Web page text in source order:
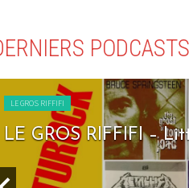
PODCASTS
LE GROS RIFFIFI
LE GROS RIFFIFI –